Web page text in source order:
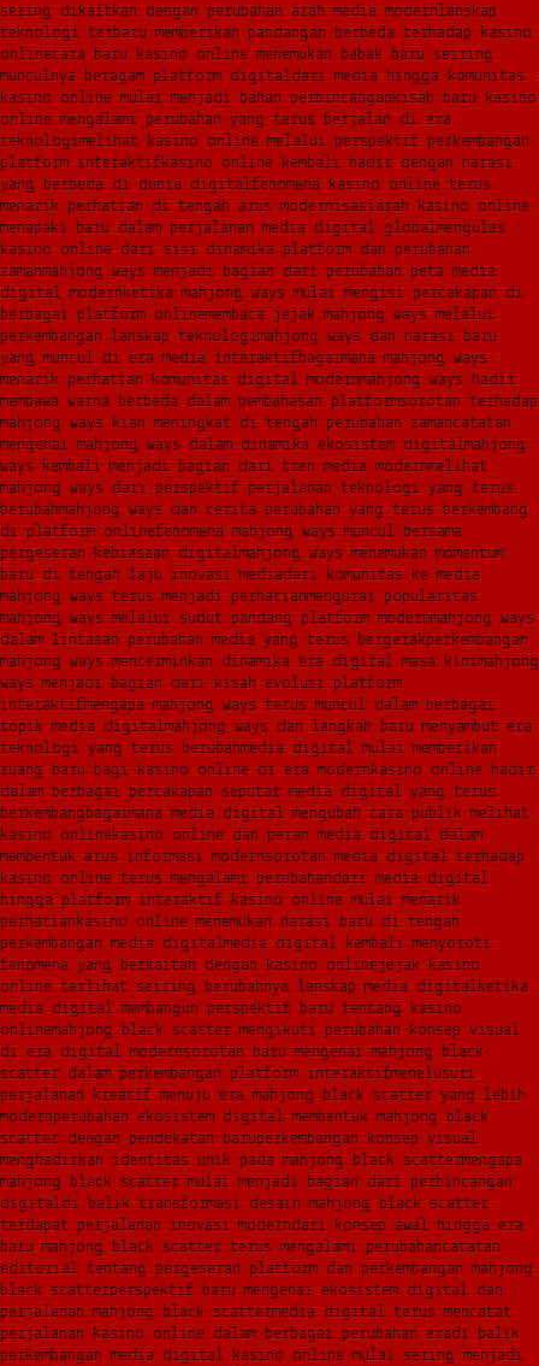
sering dikaitkan dengan perubahan arah media modernlanskap
teknologi terbaru memberikan pandangan berbeda terhadap kasino
onlinecara baru kasino online menemukan babak baru seiring
munculnya beragam platform digitaldari media hingga komunitas
kasino online mulai menjadi bahan perbincangan kisah baru kasino
online mengalami perubahan yang terus berjalan di era
teknologimelihat kasino online melalui perspektif perkembangan
platform interaktif kasino online kembali hadir dengan narasi
yang berbeda di dunia digitalfenomena kasino online terus
menarik perhatian di tengah arus modernisasiarah kasino online
menapaki baru dalam perjalanan media digital globalmengulas
kasino online dari sisi dinamika platform dan perubahan
zamanmahjong ways menjadi bagian dari perubahan peta media
digital modern ketika mahjong ways mulai mengisi percakapan di
berbagai platform onlinemembaca jejak mahjong ways melalui
perkembangan lanskap teknologimahjong ways dan narasi baru
yang muncul di era media interaktif bagaimana mahjong ways
menarik perhatian komunitas digital modernmahjong ways hadir
membawa warna berbeda dalam pembahasan platformsorotan terhadap
mahjong ways kian meningkat di tengah perubahan zamancatatan
mengenai mahjong ways dalam dinamika ekosistem digitalmahjong
ways kembali menjadi bagian dari tren media modernmelihat
mahjong ways dari perspektif perjalanan teknologi yang terus
berubahmahjong ways dan cerita perubahan yang terus berkembang
di platform onlinefenomena mahjong ways muncul bersama
pergeseran kebiasaan digitalmahjong ways menemukan momentum
baru di tengah laju inovasi mediadari komunitas ke media
mahjong ways terus menjadi perhatianmengurai popularitas
mahjong ways melalui sudut pandang platform modernmahjong ways
dalam lintasan perubahan media yang terus bergerakperkembangan
mahjong ways mencerminkan dinamika era digital masa kinimahjong
ways menjadi bagian dari kisah evolusi platform
interaktifmengapa mahjong ways terus muncul dalam berbagai
topik media digitalmahjong ways dan langkah baru menyambut era
teknologi yang terus berubahmedia digital mulai memberikan
ruang baru bagi kasino online di era modern kasino online hadir
dalam berbagai percakapan seputar media digital yang terus
berkembang bagaimana media digital mengubah cara publik melihat
kasino online kasino online dan peran media digital dalam
membentuk arus informasi modernsorotan media digital terhadap
kasino online terus mengalami perubahandari media digital
hingga platform interaktif kasino online mulai menarik
perhatian kasino online menemukan narasi baru di tengah
perkembangan media digitalmedia digital kembali menyoroti
fenomena yang berkaitan dengan kasino onlinejejak kasino
online terlihat seiring berubahnya lanskap media digital ketika
media digital membangun perspektif baru tentang kasino
onlinemahjong black scatter mengikuti perubahan konsep visual
di era digital modernsorotan baru mengenai mahjong black
scatter dalam perkembangan platform interaktifmenelusuri
perjalanan kreatif menuju era mahjong black scatter yang lebih
modernperubahan ekosistem digital membentuk mahjong black
scatter dengan pendekatan baruperkembangan konsep visual
menghadirkan identitas unik pada mahjong black scattermengapa
mahjong black scatter mulai menjadi bagian dari perbincangan
digitaldi balik transformasi desain mahjong black scatter
terdapat perjalanan inovasi moderndari konsep awal hingga era
baru mahjong black scatter terus mengalami perubahancatatan
editorial tentang pergeseran platform dan perkembangan mahjong
black scatterperspektif baru mengenai ekosistem digital dan
perjalanan mahjong black scattermedia digital terus mencatat
perjalanan kasino online dalam berbagai perubahan eradi balik
perkembangan media digital kasino online mulai sering menjadi